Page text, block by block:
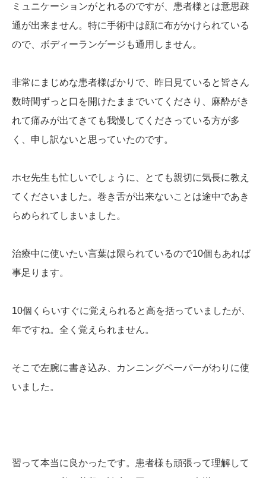
ミュニケーションがとれるのですが、患者様とは意思疎
通が出来ません。特に手術中は顔に布がかけられている
ので、ボディーランゲージも通用しません。
非常にまじめな患者様ばかりで、昨日見ていると皆さん
数時間ずっと口を開けたままでいてくださり、麻酔がき
れて痛みが出てきても我慢してくださっている方が多
く、申し訳ないと思っていたのです。
ホセ先生も忙しいでしょうに、とても親切に気長に教え
てくださいました。巻き舌が出来ないことは途中であき
らめられてしまいました。
治療中に使いたい言葉は限られているので10個もあれば
事足ります。
10個くらいすぐに覚えられると高を括っていましたが、
年ですね。全く覚えられません。
そこで左腕に書き込み、カンニングペーパーがわりに使
いました。
習って本当に良かったです。患者様も頑張って理解して